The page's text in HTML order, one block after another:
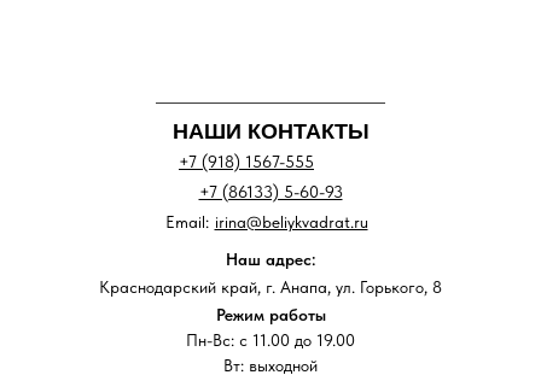
НАШИ КОНТАКТЫ
+7 (918) 1567-555
+7 (86133) 5-60-93
Наш адрес:
Краснодарский край, г. Анапа, ул. Горького, 8
Режим работы
Пн-Вс: с 11.00 до 19.00
Вт: выходной
irina@beliykvadrat.ru
Email: